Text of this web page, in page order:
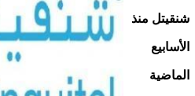
شنقيتل منذ
الأسابيع
الماضية